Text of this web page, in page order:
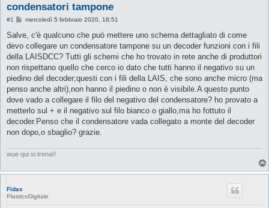
condensatori tampone
#1
M
s
a
g
i
o
mercoledì 5 febbraio 2020, 18:51
Salve, c'è qualcuno che può mettere uno schema dettagliato di come
devo collegare un condensatore tampone su un decoder funzioni con i fili
della LAISDCC? Tutti gli schemi che ho trovato in rete anche di produttori
non rispettano quello che cerco io dato che tutti hanno il negativo su un
piedino del decoder;questi con i fili della LAIS, che sono anche micro (ma
penso anche altri),non hanno il piedino o non è visibile.A questo punto
dove vado a collegare il filo del negativo del condensatore? ho provato a
metterlo sul + e il negativo sul filo bianco o giallo,ma ho fottuto il
decoder.Penso che il condensatore vada collegato a monte del decoder
non dopo,o sbaglio? grazie.
wue qui si trena!!
Fidax
PlasticoDigitale